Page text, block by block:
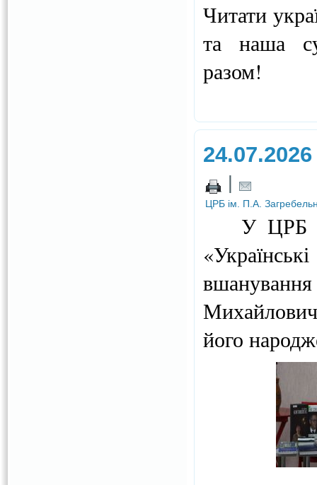
Читати
та наша
разом!
24.07.2026
|
ЦРБ ім. П.А.
У ЦРБ
його